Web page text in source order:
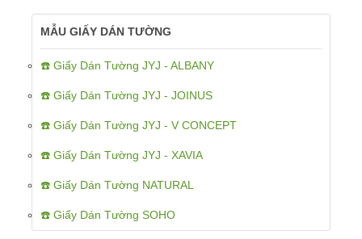
MẪU GIẤY DÁN TƯỜNG
☎️ Giấy Dán Tường JYJ - ALBANY
☎️ Giấy Dán Tường JYJ - JOINUS
☎️ Giấy Dán Tường JYJ - V CONCEPT
☎️ Giấy Dán Tường JYJ - XAVIA
☎️ Giấy Dán Tường NATURAL
☎️ Giấy Dán Tường SOHO